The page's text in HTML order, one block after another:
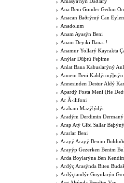
Amasya'nýn Daðlarý
Ana Beni Gönder Gedim
Anacan Baðrýmý Can
Anadolum
Anam Ayasýn Beni
Anam Deyiki Bana..!
Anamur Yollarý Kayrakta
Anýlar Düþtü Peþime
Anlat Bana Kabuslarýný
Annem Beni
Annesinden Destur Aldý
Apardý Posta Meni (He
Ar Ã›ilifoni
Arabam Mazýlýdýr
Aradým Derdimin
Arap Atý Gibi Sallar Baþýný
Ararlar Beni
Arayý Arayý Benim
Arayýp Gezerken Benim
Arda Boylarýna Ben
Ardýç Arasýnda Biten
Ardýçtandýr Guyularýn